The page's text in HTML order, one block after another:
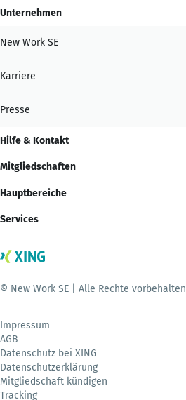
Unternehmen
New Work SE
Karriere
Presse
Hilfe & Kontakt
Mitgliedschaften
Hauptbereiche
Services
© New Work SE | Alle Rechte vorbehalten
Impressum
AGB
Datenschutz bei XING
Datenschutzerklärung
Mitgliedschaft kündigen
Tracking